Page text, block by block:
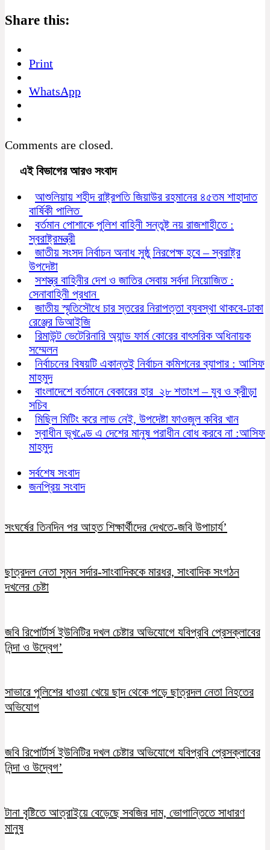
Share this:
Print
WhatsApp
Comments are closed.
এই বিভাগের আরও সংবাদ
আশুলিয়ায় শহীদ রাষ্ট্রপতি জিয়াউর রহমানের ৪৫তম শাহাদাত
বার্ষিকী পালিত
বর্তমান পোশাকে পুলিশ বাহিনী সন্তুষ্ট নয় রাজশাহীতে :
স্বরাষ্ট্রমন্ত্রী
জাতীয় সংসদ নির্বাচন অনাধ সুষ্ঠু নিরপেক্ষ হবে – স্বরাষ্ট্র
উপদেষ্টা
সশস্ত্র বাহিনীর দেশ ও জাতির সেবায় সর্বদা নিয়োজিত :
সেনাবাহিনী প্রধান
জাতীয় স্মৃতিসৌধে চার স্তরের নিরাপত্তা ব্যবস্থা থাকবে-ঢাকা
রেঞ্জের ডিআইজি
রিমাউন্ট ভেটেরিনারি অ্যান্ড ফার্ম কোরের বাৎসরিক অধিনায়ক
সম্মেলন
নির্বাচনের বিষয়টি একান্তই নির্বাচন কমিশনের ব্যাপার : আসিফ
মাহমুদ
বাংলাদেশে বর্তমানে বেকারের হার ২৮ শতাংশ – যুব ও ক্রীড়া
সচিব
মিছিল মিটিং করে লাভ নেই, উপদেষ্টা ফাওজুল কবির খান
স্বাধীন ভূখণ্ডে এ দেশের মানুষ পরাধীন বোধ করবে না :আসিফ
মাহমুদ
সর্বশেষ সংবাদ
জনপ্রিয় সংবাদ
সংঘর্ষের তিনদিন পর আহত শিক্ষার্থীদের দেখতে-জবি উপাচার্য’
ছাত্রদল নেতা সুমন সর্দার-সাংবাদিককে মারধর, সাংবাদিক সংগঠন
দখলের চেষ্টা
জবি রিপোর্টার্স ইউনিটির দখল চেষ্টার অভিযোগে যবিপ্রবি প্রেসক্লাবের
নিন্দা ও উদ্বেগ’
সাভারে পুলিশের ধাওয়া খেয়ে ছাদ থেকে পড়ে ছাত্রদল নেতা নিহতের
অভিযোগ
জবি রিপোর্টার্স ইউনিটির দখল চেষ্টার অভিযোগে যবিপ্রবি প্রেসক্লাবের
নিন্দা ও উদ্বেগ’
টানা বৃষ্টিতে আত্রাইয়ে বেড়েছে সবজির দাম, ভোগান্তিতে সাধারণ
মানুষ